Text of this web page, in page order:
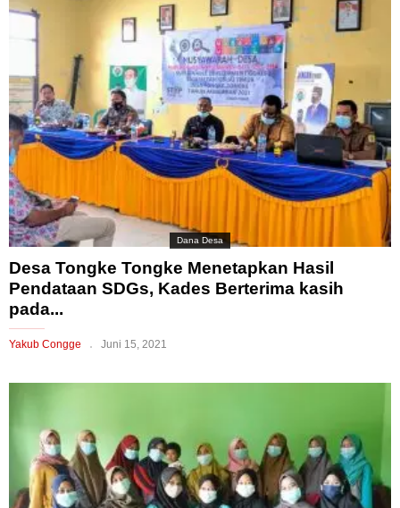
Dana Desa
Desa Tongke Tongke Menetapkan Hasil
Pendataan SDGs, Kades Berterima kasih
pada...
Yakub Congge Juni 15, 2021